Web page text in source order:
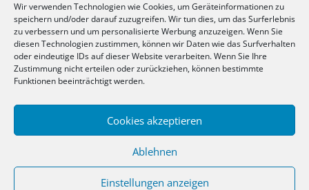
Wir verwenden Technologien wie Cookies, um Geräteinformationen zu
speichern und/oder darauf zuzugreifen. Wir tun dies, um das Surferlebnis
zu verbessern und um personalisierte Werbung anzuzeigen. Wenn Sie
diesen Technologien zustimmen, können wir Daten wie das Surfverhalten
oder eindeutige IDs auf dieser Website verarbeiten. Wenn Sie Ihre
Zustimmung nicht erteilen oder zurückziehen, können bestimmte
Funktionen beeinträchtigt werden.
Cookies akzeptieren
Ablehnen
Einstellungen anzeigen
Anmelden
Eintrags-Feed
Kommentar-Feed
WordPress.org
SIEBEN TAGE, SIEBEN THEMEN